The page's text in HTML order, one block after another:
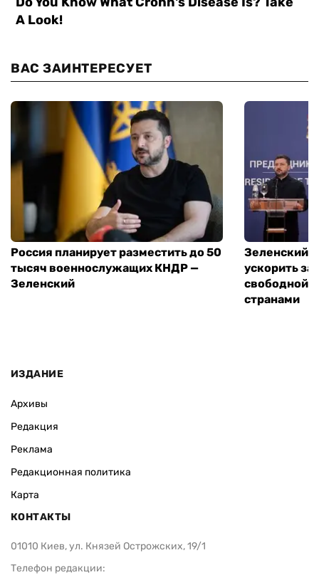
ВАС ЗАИНТЕРЕСУЕТ
Россия планирует разместить до 50
тысяч военнослужащих КНДР —
Зеленский
Зеленский
ускорить
свободной
странами
ИЗДАНИЕ
Архивы
Редакция
Реклама
Редакционная политика
Карта
КОНТАКТЫ
01010 Киев, ул. Князей Острожских, 19/1
Телефон редакции: